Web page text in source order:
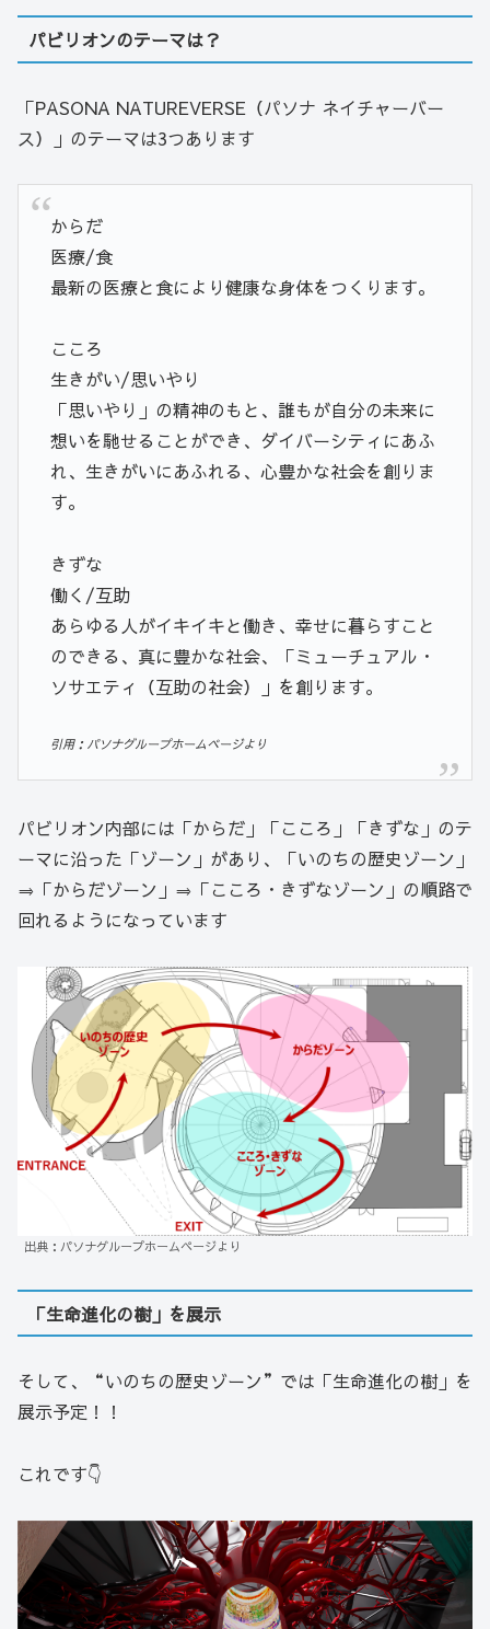
パビリオンのテーマは？
「PASONA NATUREVERSE（パソナ ネイチャーバー
ス）」のテーマは3つあります
からだ
医療/食
最新の医療と食により健康な身体をつくります。
こころ
生きがい/思いやり
「思いやり」の精神のもと、誰もが自分の未来に
想いを馳せることができ、ダイバーシティにあふ
れ、生きがいにあふれる、心豊かな社会を創りま
す。
きずな
働く/互助
あらゆる人がイキイキと働き、幸せに暮らすこと
のできる、真に豊かな社会、「ミューチュアル・
ソサエティ（互助の社会）」を創ります。
引用：パソナグループホームページより
パビリオン内部には「からだ」「こころ」「きずな」のテ
ーマに沿った「ゾーン」があり、「いのちの歴史ゾーン」
⇒「からだゾーン」⇒「こころ・きずなゾーン」の順路で
回れるようになっています
出典：パソナグループホームページより
「生命進化の樹」を展示
そして、“いのちの歴史ゾーン”では「生命進化の樹」を
展示予定！！
これです👇